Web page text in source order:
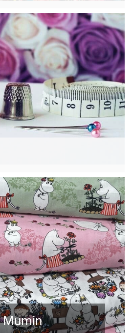
Mumin